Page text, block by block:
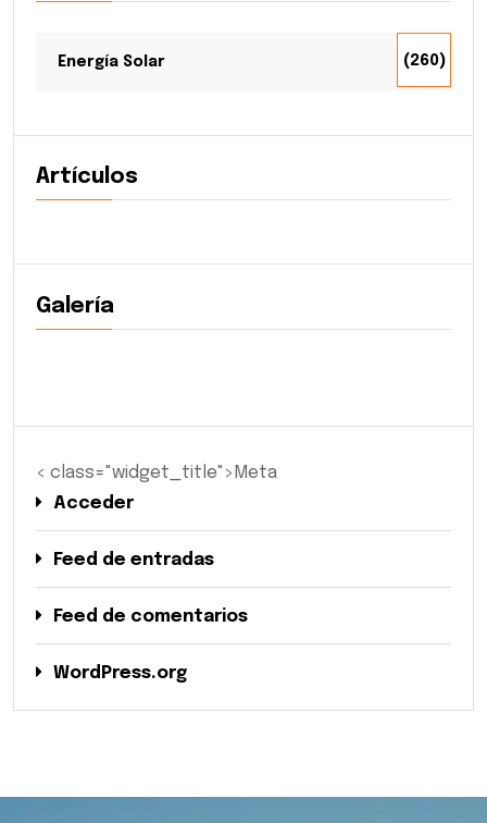
Energía Solar (260)
Artículos
Galería
< class="widget_title">Meta
Acceder
Feed de entradas
Feed de comentarios
WordPress.org